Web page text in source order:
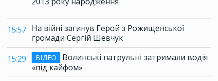
15:57 На війні загинув Герой з Рожищенської
громади Сергій Шевчук
15:29
ВІДЕО
Волинські патрульні затримали водія
«під кайфом»